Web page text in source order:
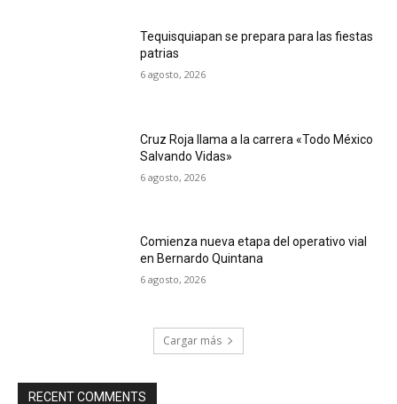
Tequisquiapan se prepara para las fiestas
patrias
6 agosto, 2026
Cruz Roja llama a la carrera «Todo México
Salvando Vidas»
6 agosto, 2026
Comienza nueva etapa del operativo vial
en Bernardo Quintana
6 agosto, 2026
Cargar más
RECENT COMMENTS